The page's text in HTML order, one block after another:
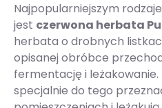
Najpopularniejszym
jest czerwona herbata
herbata o drobnych
opisanej obróbce
fermentację i leżakowanie.
specjalnie do tego